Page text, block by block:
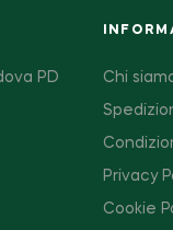
PD Chi
Privacy
Cookie